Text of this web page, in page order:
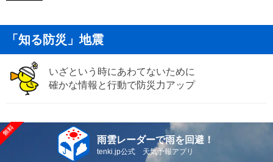
「知る防災」地震
いざという時にあわてないために
確かな情報と行動で防災力アップ
雨雲レーダーで雨を回避！
tenki.jp公式 天気予報アプリ